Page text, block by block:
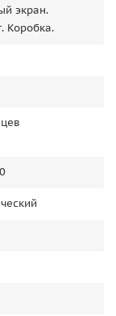
экран.
Коробка.